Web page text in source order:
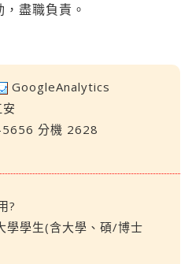
盡職負責。
GoogleAnalytics
分機 2628
?
學學生(含大學、碩/博士